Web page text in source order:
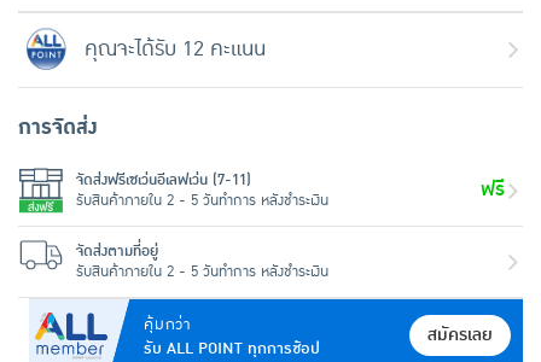
คุ้มกว่า
รับ ALL POINT ทุกการช้อป
สมัครเลย
คุณจะได้รับ 12 คะแนน
การจัดส่ง
จัดส่งฟรีเซเว่นอีเลฟเว่น (7-11)
รับสินค้าภายใน 2 - 5 วันทำการ หลังชำระเงิน
ฟรี
จัดส่งตามที่อยู่
รับสินค้าภายใน 2 - 5 วันทำการ หลังชำระเงิน